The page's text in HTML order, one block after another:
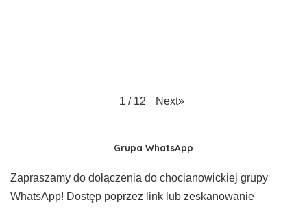
1 / 12 Next»
Grupa WhatsApp
Zapraszamy do dołączenia do chocianowickiej grupy
WhatsApp! Dostęp poprzez link lub zeskanowanie